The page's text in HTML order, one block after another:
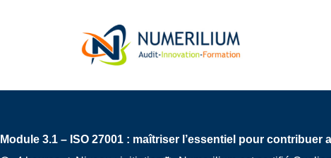
Module 3.1 – ISO 27001 : maîtriser l’essentiel pour contribuer